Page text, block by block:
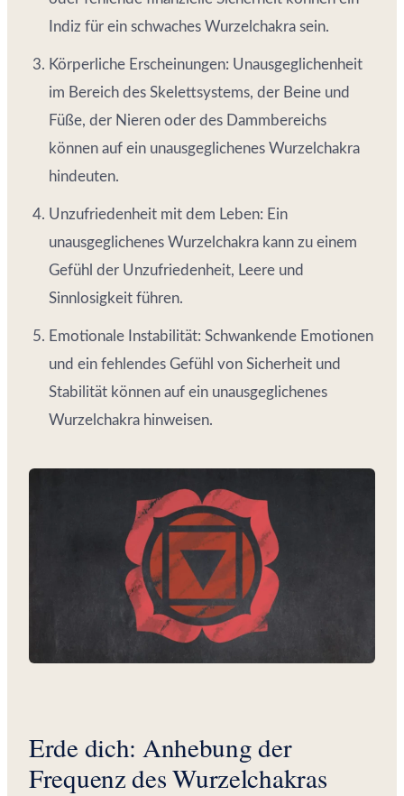
Indiz für ein schwaches Wurzelchakra sein.
Körperliche Erscheinungen: Unausgeglichenheit
im Bereich des Skelettsystems, der Beine und
Füße, der Nieren oder des Dammbereichs
können auf ein unausgeglichenes Wurzelchakra
hindeuten.
Unzufriedenheit mit dem Leben: Ein
unausgeglichenes Wurzelchakra kann zu einem
Gefühl der Unzufriedenheit, Leere und
Sinnlosigkeit führen.
Emotionale Instabilität: Schwankende Emotionen
und ein fehlendes Gefühl von Sicherheit und
Stabilität können auf ein unausgeglichenes
Wurzelchakra hinweisen.
Erde dich: Anhebung der
Frequenz des Wurzelchakras